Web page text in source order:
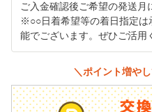
ご入金確認後ご希望の発送月
※○○日着希望等の着日指定は
能でございます。ぜひご活用
＼ポイント増や